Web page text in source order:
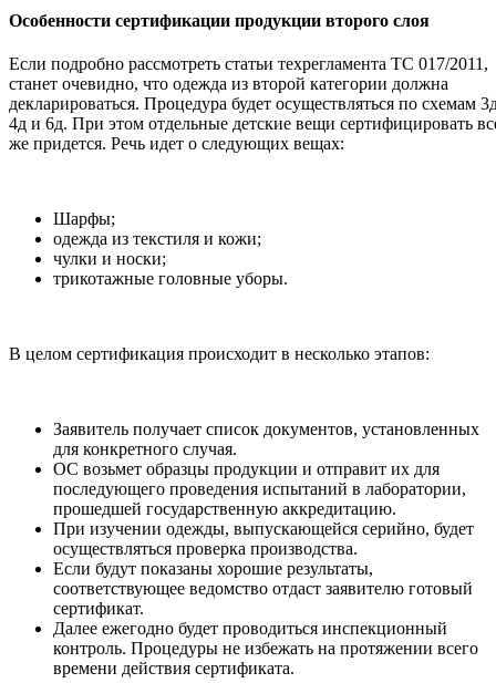
Особенности сертификации продукции второго слоя
Если подробно рассмотреть статьи техрегламента ТС 017/2011,
станет очевидно, что одежда из второй категории должна
декларироваться. Процедура будет осуществляться по схемам
4д и 6д. При этом отдельные детские вещи сертифицировать
же придется. Речь идет о следующих вещах:
Шарфы;
одежда из текстиля и кожи;
чулки и носки;
трикотажные головные уборы.
В целом сертификация происходит в несколько этапов:
Заявитель получает список документов, установленных
для конкретного случая.
ОС возьмет образцы продукции и отправит их для
последующего проведения испытаний в лаборатории,
прошедшей государственную аккредитацию.
При изучении одежды, выпускающейся серийно, будет
осуществляться проверка производства.
Если будут показаны хорошие результаты,
соответствующее ведомство отдаст заявителю готовый
сертификат.
Далее ежегодно будет проводиться инспекционный
контроль. Процедуры не избежать на протяжении всего
времени действия сертификата.